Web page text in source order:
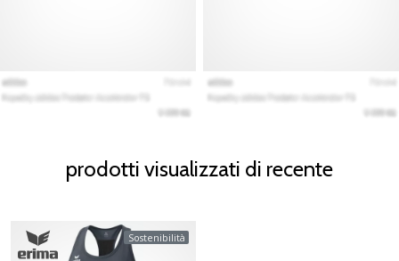
prodotti visualizzati di recente
Sostenibilità